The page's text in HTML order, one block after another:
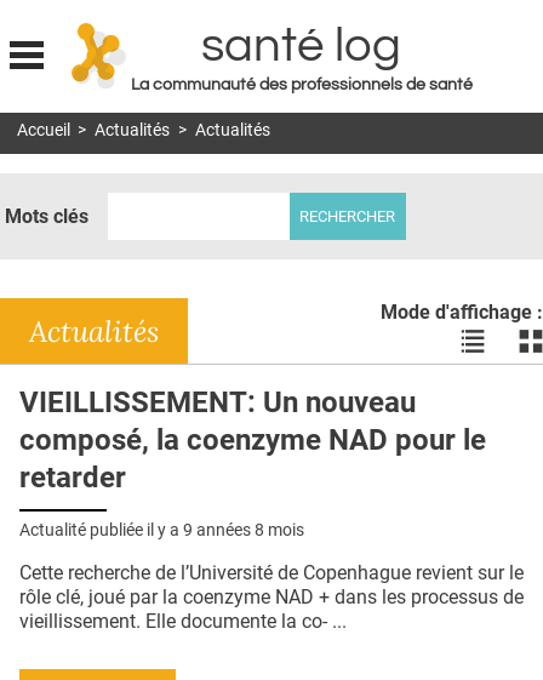
Jump to navigation
santé log
La communauté des professionnels de santé
MON COMPTE
DOSSIERS
RÉSEAUX
E-REVUE SAD
L'APP
PUBLICITÉ
Accueil > Actualités > Actualités
Mots clés
Mode d'affichage :
Voir
les
liste
les
Actualités
VIEILLISSEMENT: Un nouveau
composé, la coenzyme NAD pour le
retarder
Actualité publiée il y a 9 années 8 mois
Cette recherche de l’Université de Copenhague revient sur le
rôle clé, joué par la coenzyme NAD + dans les processus de
vieillissement. Elle documente la co- ...